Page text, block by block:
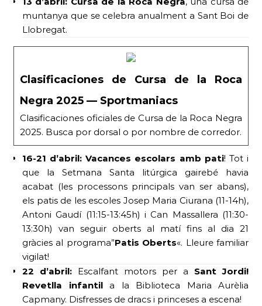
muntanya que se celebra anualment a Sant Boi de
Llobregat.
Clasificaciones de Cursa de la Roca
Negra 2025 — Sportmaniacs
Clasificaciones oficiales de Cursa de la Roca Negra
2025. Busca por dorsal o por nombre de corredor.
16-21 d’abril: Vacances escolars amb pati! Tot i
que la Setmana Santa litúrgica gairebé havia
acabat (les processons principals van ser abans),
els patis de les escoles Josep Maria Ciurana (11-14h),
Antoni Gaudí (11:15-13:45h) i Can Massallera (11:30-
13:30h) van seguir oberts al matí fins al dia 21
gràcies al programa”Patis Oberts«. Lleure familiar
vigilat!
22 d’abril: Escalfant motors per a Sant Jordi!
Revetlla infantil a la Biblioteca Maria Aurèlia
Capmany. Disfresses de dracs i princeses a escena!